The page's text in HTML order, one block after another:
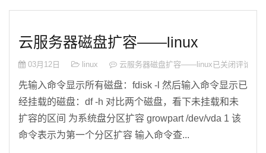
云服务器磁盘扩容——linux
03月12日 linux 云服务器磁盘扩容——linux已关闭评论
先输入命令显示所有磁盘：fdisk -l 然后输入命令显示已
经挂载的磁盘：df -h 对比两个磁盘，看下未挂载和未
扩容的区间 为系统盘分区扩容 growpart /dev/vda 1 该
命令表示为第一个分区扩容 输入命令查...